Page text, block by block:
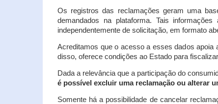
Os registros das reclamações geram uma
demandados na plataforma. Tais
independentemente de solicitação, em formato
Acreditamos que o acesso a esses dados apoia
disso, oferece condições ao Estado para
Dada a relevância que a participação do
é possível excluir uma reclamação ou alterar
Somente há a possibilidade de cancelar